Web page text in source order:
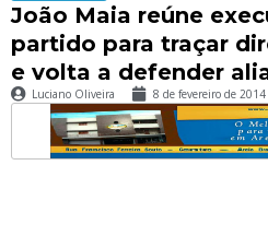
João Maia reúne
partido para traçar
e volta a defender
Luciano Oliveira 8 de fevereiro de 2014